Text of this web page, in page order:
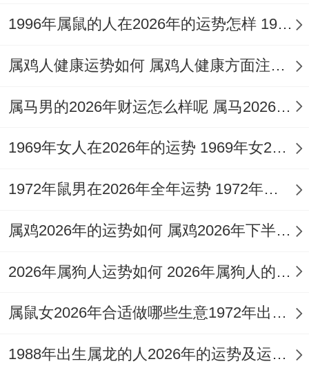
约束 「伤官」 的任性，才能在变革中立于
不败，对于身处管理层者，此年团队中易出
况，管理方式需刚柔并济。
建议在办公室或工作场所的东北文昌位摆放
吐书」 跟 「文昌高塔」 的意象，稳固权
印，启发智谋，化解是非，使才华得以在正
2026丙午年财运运势详解
流年天干丙火为食神。是生财的源泉，地支
1996年属鼠的人在2026年的运势怎样 1996年属鼠的喜用神是什么
属鸡人健康运势如何 属鸡人健康方面注意什么
属马男的2026年财运怎么样呢 属马2026财运怎么样
1969年女人在2026年的运势 1969年女2026年运势及运程
1972年鼠男在2026年全年运势 1972年鼠男在2026年整体运势如何
属鸡2026年的运势如何 属鸡2026年下半年运势如何
2026年属狗人运势如何 2026年属狗人的全年运势及运程
属鼠女2026年合适做哪些生意1972年出生的 属鼠女2026年的运势
1988年出生属龙的人2026年的运势及运程 1988年出生属蛇一生